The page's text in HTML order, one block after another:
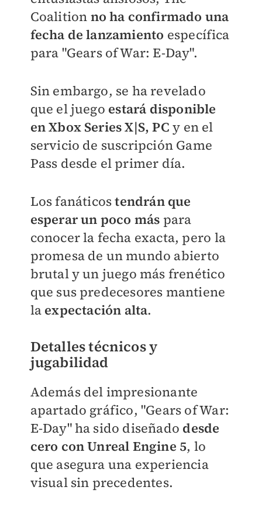
Coalition no ha confirmado una
fecha de lanzamiento específica
para "Gears of War: E-Day".
Sin embargo, se ha revelado
que el juego estará disponible
en Xbox Series X|S, PCy en el
servicio de suscripción Game
Pass desde el primer día.
Los fanáticostendrán que
esperar un poco más para
conocer la fecha exacta, pero la
promesa de un mundo abierto
brutal y un juego más frenético
que sus predecesores mantiene
la expectación alta.
Detalles técnicos y
jugabilidad
Además del impresionante
apartado gráfico, "Gears of War:
E-Day" ha sido diseñado desde
cero con Unreal Engine 5, lo
que asegura una experiencia
visual sin precedentes.